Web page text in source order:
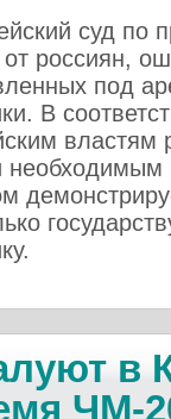
суд по
россиян,
под
В
властям
необходимым
в
ЧМ-